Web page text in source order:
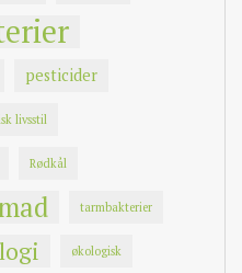
pesticider
livsstil
Rødkål
tarmbakterier
økologisk